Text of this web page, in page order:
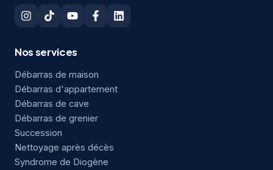
Nos services
Débarras de maison
Débarras d'appartement
Débarras de cave
Débarras de grenier
Succession
Nettoyage après décès
Syndrome de Diogène